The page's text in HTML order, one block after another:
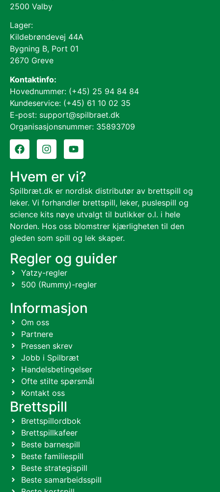
2500 Valby
Lager:
Kildebrøndevej 44A
Bygning B, Port 01
2670 Greve
Kontaktinfo:
Hovednummer: (+45) 25 94 84 84
Kundeservice: (+45) 61 10 02 35
E-post: support@spilbraet.dk
Organisasjonsnummer: 35893709
Hvem er vi?
Spilbræt.dk er nordisk distributør av brettspill og
leker. Vi forhandler brettspill, leker, puslespill og
science kits nøye utvalgt til butikker o.l. i hele
Norden. Hos oss blomstrer kjærligheten til den
gleden som spill og lek skaper.
Regler og guider
Yatzy-regler
500 (Rummy)-regler
Informasjon
Om oss
Partnere
Pressen skrev
Jobb i Spilbræt
Handelsbetingelser
Ofte stilte spørsmål
Kontakt oss
Brettspill
Brettspillordbok
Brettspillkafeer
Beste barnespill
Beste familiespill
Beste strategispill
Beste samarbeidsspill